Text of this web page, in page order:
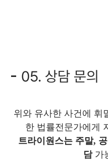
05. 상담 문의
위와 유사한 사건에 휘
한 법률전문가에게
트라이원스는 주말,
담가